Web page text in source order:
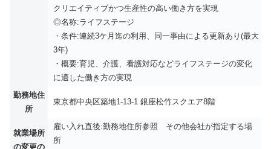
クリエイティブかつ生産性の高い働き方を実現
◎名称:ライフステージ
・条件:連続3ケ月迄の利用、同一事由による更新あり(最大
3年)
・概要:育児、介護、看護対応などライフステージの変化
に適した働き方の実現
勤務地住
所
東京都中央区築地1-13-1 銀座松竹スクエア8階
就業場所
の変更の
雇い入れ直後:勤務地住所参照 その他会社が指定する場
所